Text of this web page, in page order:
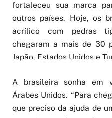
fortaleceu sua marca
outros países. Hoje, os
acrílico com pedras
chegaram a mais de 30
Japão, Estados Unidos e
A brasileira sonha em
Árabes Unidos. “Para
que preciso da ajuda de